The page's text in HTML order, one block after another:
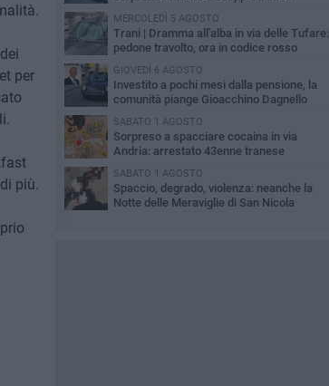
per
più.
MERCOLEDÌ 5 AGOSTO
Trani | Dramma all'alba in via delle Tufare:
pedone travolto, ora in codice rosso
GIOVEDÌ 6 AGOSTO
Investito a pochi mesi dalla pensione, la
comunità piange Gioacchino Dagnello
SABATO 1 AGOSTO
Sorpreso a spacciare cocaina in via
Andria: arrestato 43enne tranese
SABATO 1 AGOSTO
Spaccio, degrado, violenza: neanche la
Notte delle Meraviglie di San Nicola